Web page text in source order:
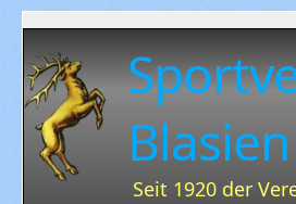
Seit 1920 der